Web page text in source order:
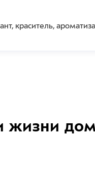
краситель,
жизни